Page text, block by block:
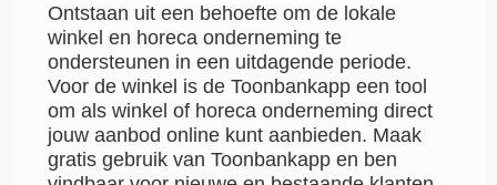
Ontstaan uit een behoefte om de lokale
winkel en horeca onderneming te
ondersteunen in een uitdagende periode.
Voor de winkel is de Toonbankapp een tool
om als winkel of horeca onderneming direct
jouw aanbod online kunt aanbieden. Maak
gratis gebruik van Toonbankapp en ben